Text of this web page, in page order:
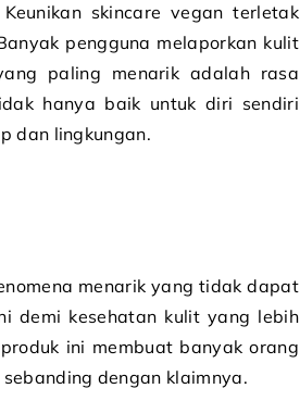
skincare vegan terletak
pengguna melaporkan kulit
paling menarik adalah rasa
hanya baik untuk diri sendiri
dan lingkungan.
menarik yang tidak dapat
demi kesehatan kulit yang lebih
ini membuat banyak orang
dengan klaimnya.